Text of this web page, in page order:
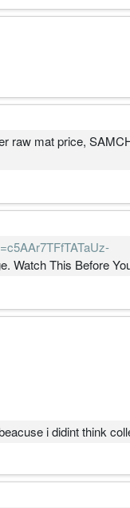
raw mat price,
Watch This Before
i didint think